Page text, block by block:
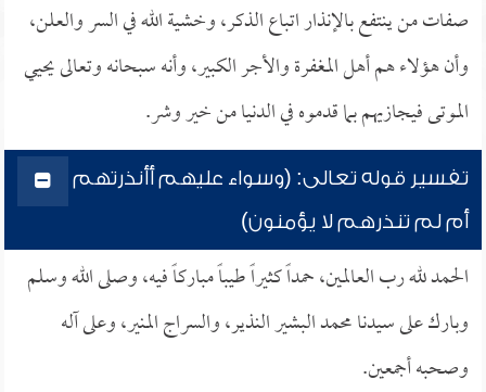
صفات من ينتفع بالإنذار اتباع الذكر، وخشية الله في السر والعلن،
وأن هؤلاء هم أهل المغفرة والأجر الكبير، وأنه سبحانه وتعالى يحيي
الموتى فيجازيهم بما قدموه في الدنيا من خير وشر.
تفسير قوله تعالى: (وسواء عليهم أأنذرتهم
أم لم تنذرهم لا يؤمنون)
الحمد لله رب العالمين، حمداً كثيراً طيباً مباركاً فيه، وصلى الله وسلم
وبارك على سيدنا محمد البشير النذير، والسراج المنير، وعلى آله
وصحبه أجمعين.